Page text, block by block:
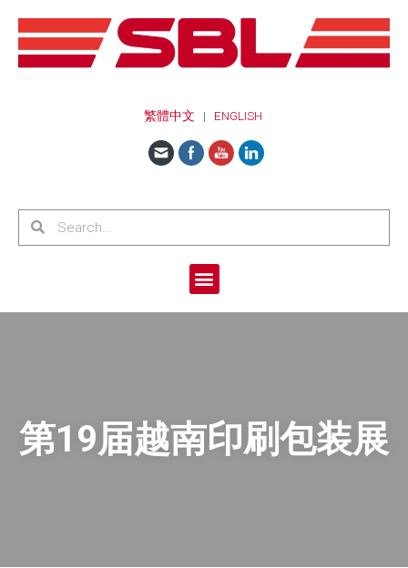
繁體中文 | ENGLISH
第19届越南印刷包装展